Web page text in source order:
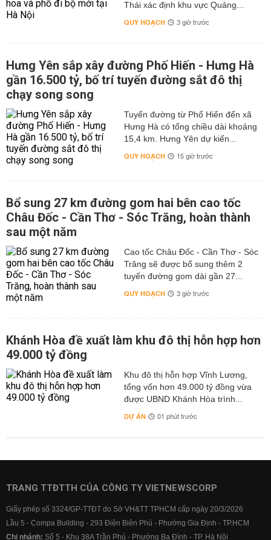
Thái xác định khu vực Quảng...
QUY HOẠCH 3 giờ trước
Hưng Yên sắp xây đường Phố Hiến - Hưng Hà
gần 16.500 tỷ, bố trí tuyến đường sắt đô thị
chạy song song
Tuyến đường từ Phố Hiến đến xã
Hưng Hà có tổng chiều dài khoảng
15,4 km. Hưng Yên dự kiến...
QUY HOẠCH 15 giờ trước
Bổ sung 27 km đường gom hai bên cao tốc
Châu Đốc - Cần Thơ - Sóc Trăng, hoàn thành
sau một năm
Cao tốc Châu Đốc - Cần Thơ - Sóc
Trăng sẽ được bổ sung thêm 2
tuyến đường gom dài gần 27...
QUY HOẠCH 3 giờ trước
Khánh Hòa đề xuất làm khu đô thị hỗn hợp hơn
49.000 tỷ đồng
Khu đô thị hỗn hợp Vĩnh Lương,
tổng vốn hơn 49.000 tỷ đồng vừa
được UBND Khánh Hòa trình...
DỰ ÁN 01 phút trước
TRANG TTĐTTH CỦA CÔNG TY VIETNEWSCORP
Giấy phép số 3324/GP-TTĐT do Sở VH&TT TPHCM cấp ngày 20/3/2026
Lầu 5 - Compa Building - 293 Điện Biên Phủ - Phường Gia Định - TP.HCM
Chi nhánh: Số 5 - Khu 38A Trần Phú - Phường Ba Đình - TP. Hà Nội